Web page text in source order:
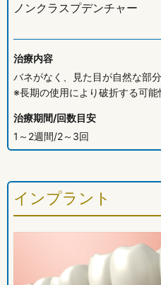
ノンクラスプデンチャー
治療内容
バネがなく、見た目が自然な部
※長期の使用により破折する可能
治療期間/回数目安
1～2週間/2～3回
インプラント